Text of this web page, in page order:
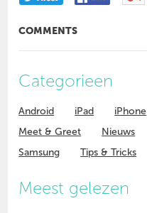
COMMENTS
Categorieen
Android iPad iPhone
Meet & Greet
Nieuws
Samsung
Tips & Tricks
Meest gelezen